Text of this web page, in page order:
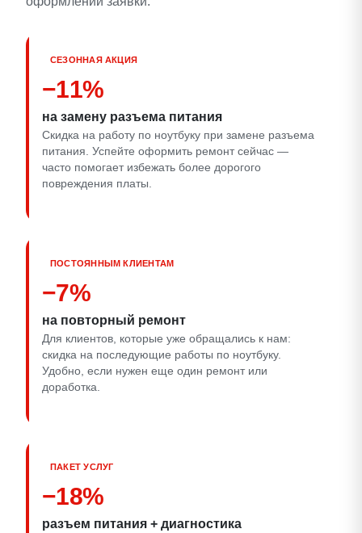
СЕЗОННАЯ АКЦИЯ
−11%
на замену разъема питания
Скидка на работу по ноутбуку при замене разъема
питания. Успейте оформить ремонт сейчас —
часто помогает избежать более дорогого
повреждения платы.
ПОСТОЯННЫМ КЛИЕНТАМ
−7%
на повторный ремонт
Для клиентов, которые уже обращались к нам:
скидка на последующие работы по ноутбуку.
Удобно, если нужен еще один ремонт или
доработка.
ПАКЕТ УСЛУГ
−18%
разъем питания + диагностика